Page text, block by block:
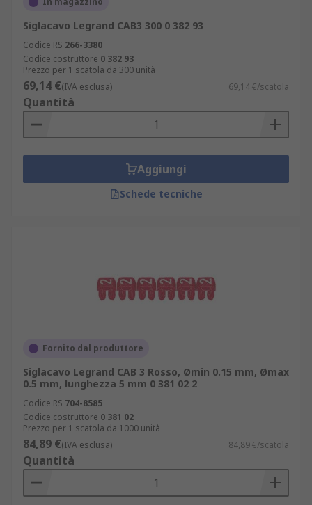
Siglacavo Legrand CAB3 300 0 382 93
Codice RS 266-3380
Codice costruttore 0 382 93
Prezzo per 1 scatola da 300 unità
69,14 €(IVA esclusa) 69,14 €/scatola
Quantità
Aggiungi
Schede tecniche
Fornito dal produttore
Siglacavo Legrand CAB 3 Rosso, Ømin 0.15 mm, Ømax
0.5 mm, lunghezza 5 mm 0 381 02 2
Codice RS 704-8585
Codice costruttore 0 381 02
Prezzo per 1 scatola da 1000 unità
84,89 €(IVA esclusa) 84,89 €/scatola
Quantità